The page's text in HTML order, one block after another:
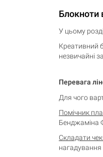
Блокноти
У цьому
Креативний
незвичайні
Перевага
Для чого
Помічник
Бенджаміна
Складати
нагадування